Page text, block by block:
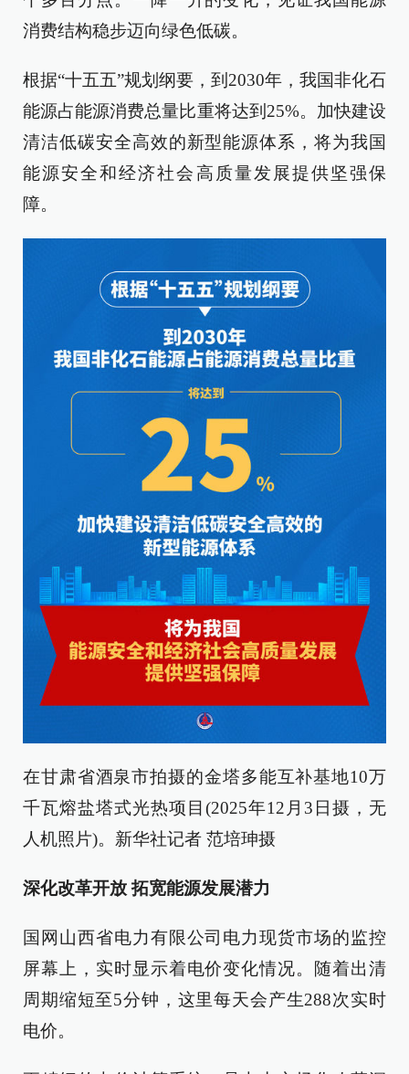
消费结构稳步迈向绿色低碳。
根据“十五五”规划纲要，到2030年，我国非化石
能源占能源消费总量比重将达到25%。加快建设
清洁低碳安全高效的新型能源体系，将为我国
能源安全和经济社会高质量发展提供坚强保
障。
在甘肃省酒泉市拍摄的金塔多能互补基地10万
千瓦熔盐塔式光热项目(2025年12月3日摄，无
人机照片)。新华社记者 范培珅摄
深化改革开放 拓宽能源发展潜力
国网山西省电力有限公司电力现货市场的监控
屏幕上，实时显示着电价变化情况。随着出清
周期缩短至5分钟，这里每天会产生288次实时
电价。